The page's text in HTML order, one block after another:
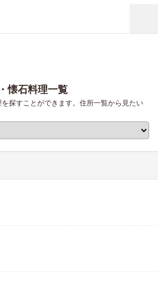
懐石料理一覧
探すことができます。住所一覧から見たい